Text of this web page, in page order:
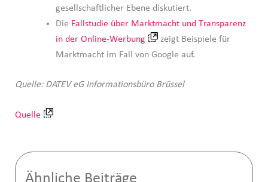
gesellschaftlicher Ebene diskutiert.
Die Fallstudie über Marktmacht und Transparenz
in der Online-Werbung
zeigt Beispiele für
Marktmacht im Fall von Google auf.
Quelle: DATEV eG Informationsbüro Brüssel
Quelle